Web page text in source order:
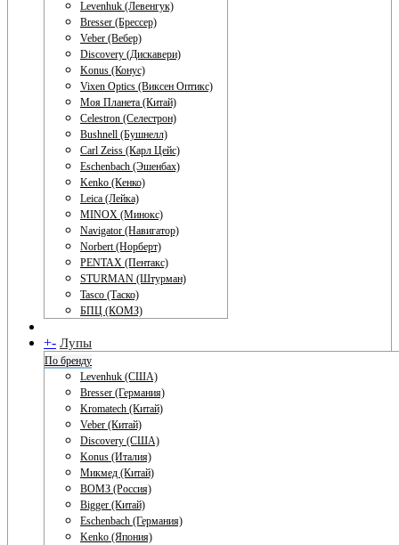
Levenhuk (Левенгук)
Bresser (Брессер)
Veber (Вебер)
Discovery (Дискавери)
Konus (Конус)
Vixen Optics (Виксен Оптикс)
Моя Планета (Китай)
Celestron (Селестрон)
Bushnell (Бушнелл)
Carl Zeiss (Карл Цейс)
Eschenbach (Эшенбах)
Kenko (Кенко)
Leica (Лейка)
MINOX (Минокс)
Navigator (Навигатор)
Norbert (Норберт)
PENTAX (Пентакс)
STURMAN (Штурман)
Tasco (Таско)
БПЦ (КОМЗ)
+- Лупы
По бренду
Levenhuk (США)
Bresser (Германия)
Kromatech (Китай)
Veber (Китай)
Discovery (США)
Konus (Италия)
Микмед (Китай)
ВОМЗ (Россия)
Bigger (Китай)
Eschenbach (Германия)
Kenko (Япония)